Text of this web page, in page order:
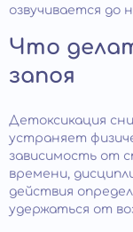
озвучивается до
Что
запоя
Детоксикация
устраняет
зависимость от
времени,
действия
удержаться от